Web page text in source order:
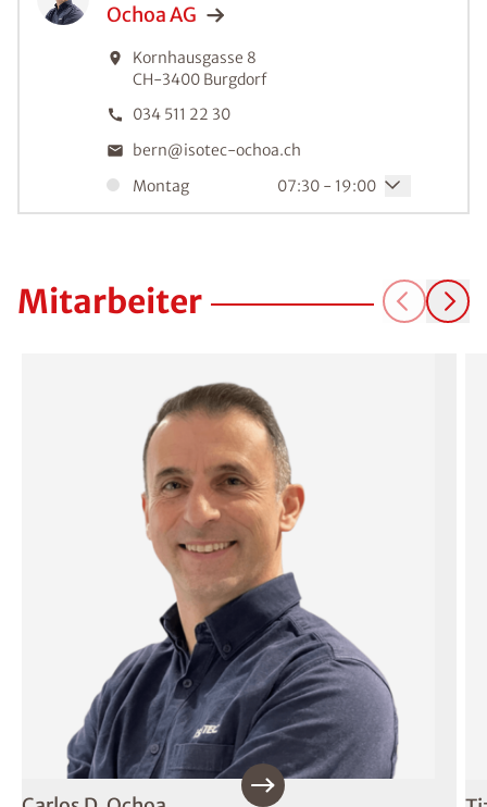
OchoaAG
Kornhausgasse 8
CH-3400 Burgdorf
034 511 22 30
bern@isotec-ochoa.ch
Montag
07:30 - 19:00
Industriestrasse 2
bern@isotec-ochoa.ch
Montag
07:30 - 19:00
Mitarbeiter